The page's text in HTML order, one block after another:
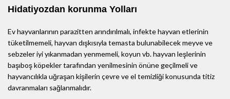
Hidatiyozdan korunma Yolları
Ev hayvanlarının parazitten arındırılmalı, infekte hayvan etlerinin
tüketilmemeli, hayvan dışkısıyla temasta bulunabilecek meyve ve
sebzeler iyi yıkanmadan yenmemeli, koyun vb. hayvan leşlerinin
başıboş köpekler tarafından yenilmesinin önüne geçilmeli ve
hayvancılıkla uğraşan kişilerin çevre ve el temizliği konusunda titiz
davranmaları sağlanmalıdır.